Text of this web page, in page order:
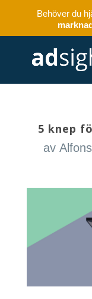
Behöver du
5 knep
av